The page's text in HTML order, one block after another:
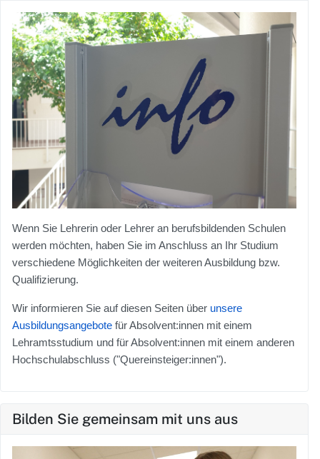
Wenn Sie Lehrerin oder Lehrer an berufsbildenden Schulen
werden möchten, haben Sie im Anschluss an Ihr Studium
verschiedene Möglichkeiten der weiteren Ausbildung bzw.
Qualifizierung.
Wir informieren Sie auf diesen Seiten über unsere
Ausbildungsangebote für Absolvent:innen mit einem
Lehramtsstudium und für Absolvent:innen mit einem anderen
Hochschulabschluss ("Quereinsteiger:innen").
Bilden Sie gemeinsam mit uns aus